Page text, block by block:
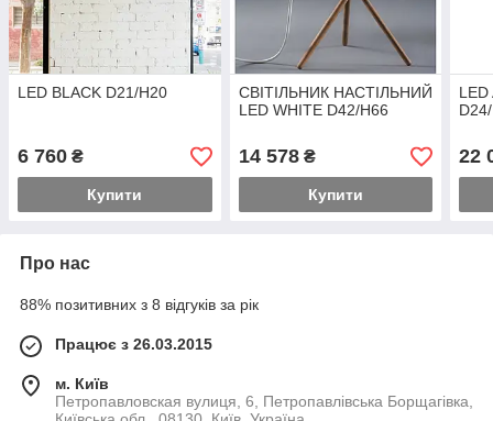
LED BLACK D21/H20
6 760 ₴
Купити
СВІТІЛЬНИК НАСТІЛЬНИЙ
LED WHITE D42/H66
14 578₴
Купити
LED
22
Про нас
88% позитивних з 8 відгуків за рік
Працює з 26.03.2015
м. Київ
Петропавловская вулиця, 6, Петропавлівська Борщагівка,